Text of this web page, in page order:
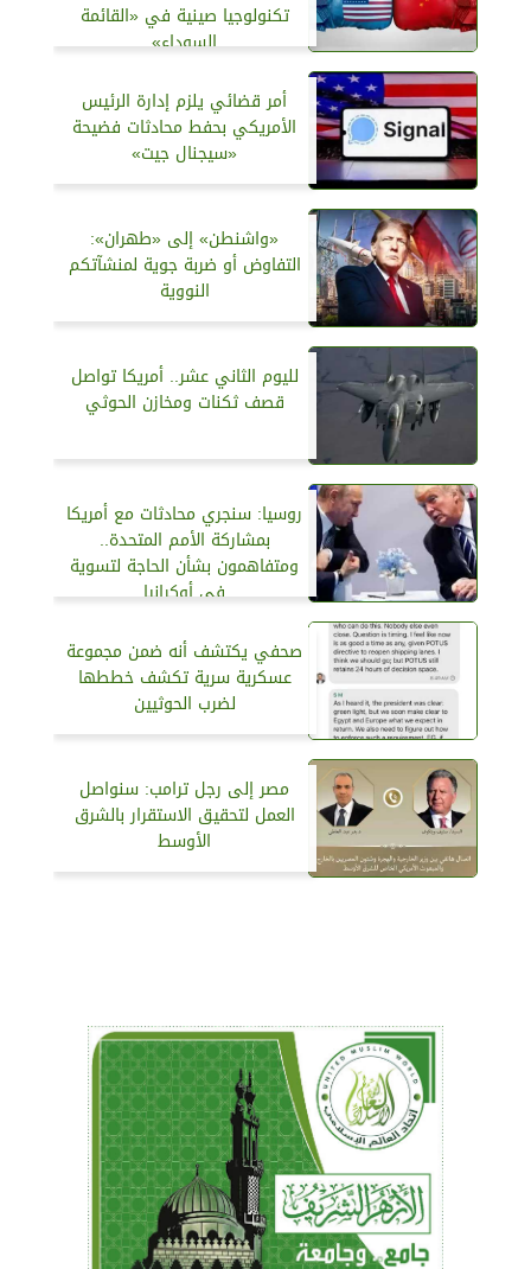
تكنولوجيا صينية في «القائمة
السوداء»
أمر قضائي يلزم إدارة الرئيس
الأمريكي بحفط محادثات فضيحة
«سيجنال جيت»
«واشنطن» إلى «طهران»:
التفاوض أو ضربة جوية لمنشآتكم
النووية
لليوم الثاني عشر.. أمريكا تواصل
قصف ثكنات ومخازن الحوثي
روسيا: سنجري محادثات مع أمريكا
بمشاركة الأمم المتحدة..
ومتفاهمون بشأن الحاجة لتسوية
في أوكرانيا
صحفي يكتشف أنه ضمن مجموعة
عسكرية سرية تكشف خططها
لضرب الحوثيين
مصر إلى رجل ترامب: سنواصل
العمل لتحقيق الاستقرار بالشرق
الأوسط